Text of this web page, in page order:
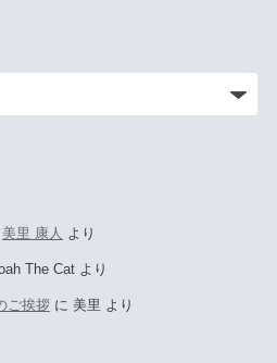
美里 康人 より
The Catより
ご挨拶に 美里 より